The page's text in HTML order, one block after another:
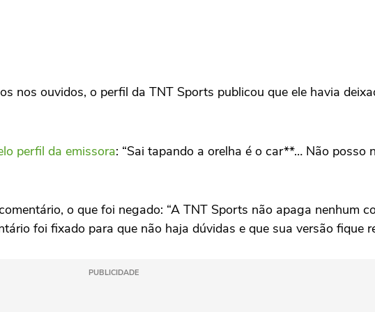
nos ouvidos, o perfil da TNT Sports publicou que ele havia
perfil da emissora: “Sai tapando a orelha é o car**… Não
o que foi negado: “A TNT Sports não apaga nenhum
foi fixado para que não haja dúvidas e que sua versão fique
PUBLICIDADE